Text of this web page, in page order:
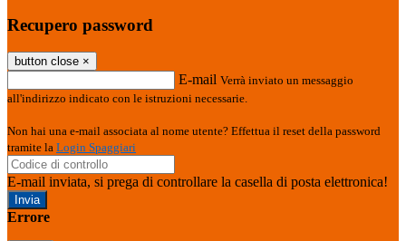
Recupero password
button close ×
E-mail Verrà inviato un messaggio
all'indirizzo indicato con le istruzioni necessarie.
Non hai una e-mail associata al nome utente? Effettua il reset della password
tramite la Login Spaggiari
E-mail inviata, si prega di controllare la casella di posta elettronica!
Errore